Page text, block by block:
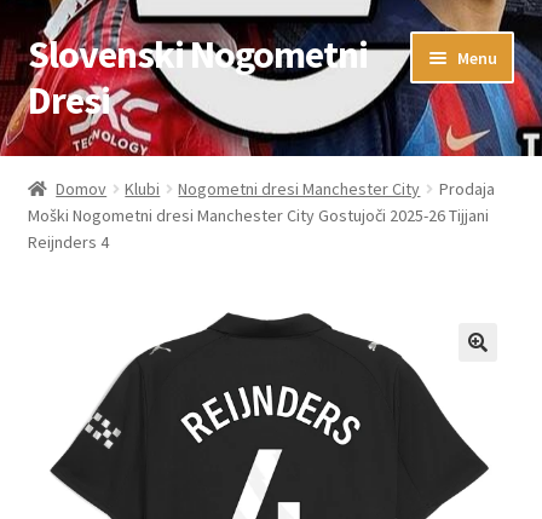
Skip
to
navigation
Skip
to
content
Slovenski Nogometni
Dresi
Menu
Domov
Blog
Kontaktiraj nas
Košarica
Moj račun
Domov Klubi Nogometni dresi Manchester City
Prodaja
Moški Nogometni dresi Manchester City Gostujoči 2025-26 Tijjani
Reijnders 4